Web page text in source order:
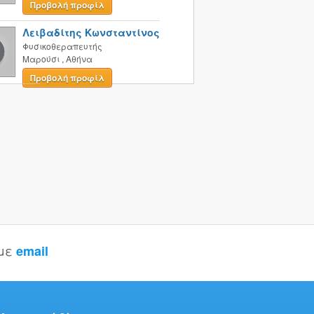
Προβολή προφίλ
Λειβαδίτης Κωνσταντίνος
Φυσικοθεραπευτής
Μαρούσι , Αθήνα
Προβολή προφίλ
email